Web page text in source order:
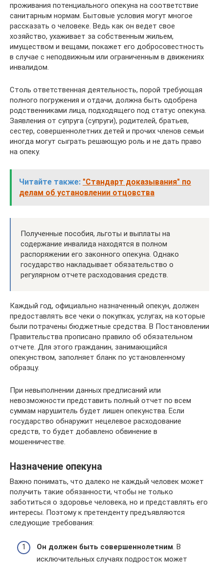
проживания потенциального опекуна на соответствие
санитарным нормам. Бытовые условия могут многое
рассказать о человеке. Ведь как он ведет свое
хозяйство, ухаживает за собственным жильем,
имуществом и вещами, покажет его добросовестность
в случае с неподвижным или ограниченным в движениях
инвалидом.
Столь ответственная деятельность, порой требующая
полного погружения и отдачи, должна быть одобрена
родственниками лица, подходящего под статус опекуна.
Заявления от супруга (супруги), родителей, братьев,
сестер, совершеннолетних детей и прочих членов семьи
иногда могут сыграть решающую роль и не дать право
на опеку.
Читайте также: "Стандарт доказывания" по
делам об установлении отцовства
Полученные пособия, льготы и выплаты на
содержание инвалида находятся в полном
распоряжении его законного опекуна. Однако
государство накладывает обязательство о
регулярном отчете расходования средств.
Каждый год, официально назначенный опекун, должен
предоставлять все чеки о покупках, услугах, на которые
были потрачены бюджетные средства. В Постановлении
Правительства прописано правило об обязательном
отчете. Для этого гражданин, занимающийся
опекунством, заполняет бланк по установленному
образцу.
При невыполнении данных предписаний или
невозможности представить полный отчет по всем
суммам нарушитель будет лишен опекунства. Если
государство обнаружит нецелевое расходование
средств, то будет добавлено обвинение в
мошенничестве.
Назначение опекуна
Важно понимать, что далеко не каждый человек может
получить такие обязанности, чтобы не только
заботиться о здоровье человека, но и представлять его
интересы. Поэтому к претенденту предъявляются
следующие требования:
Он должен быть совершеннолетним . В
исключительных случаях подросток может